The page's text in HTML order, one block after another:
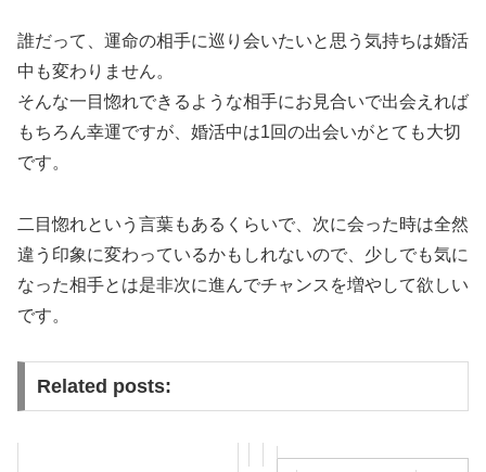
誰だって、運命の相手に巡り会いたいと思う気持ちは婚活
中も変わりません。
そんな一目惚れできるような相手にお見合いで出会えれば
もちろん幸運ですが、婚活中は1回の出会いがとても大切
です。
二目惚れという言葉もあるくらいで、次に会った時は全然
違う印象に変わっているかもしれないので、少しでも気に
なった相手とは是非次に進んでチャンスを増やして欲しい
です。
Related posts: